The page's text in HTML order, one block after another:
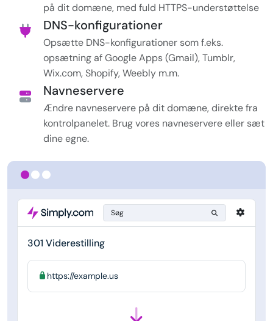
Søg
301 Viderestilling
https://example.us
på dit domæne, med fuld HTTPS-understøttelse
DNS-konfigurationer
Opsætte DNS-konfigurationer som f.eks.
opsætning af Google Apps (Gmail), Tumblr,
Wix.com, Shopify, Weebly m.m.
Navneservere
Ændre navneservere på dit domæne, direkte fra
kontrolpanelet. Brug vores navneservere eller sæt
dine egne.